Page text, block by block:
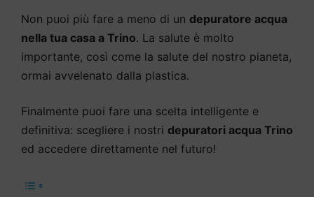
Non puoi più fare a meno di un depuratore acqua
nella tua casa a Trino. La salute è molto
importante, così come la salute del nostro pianeta,
ormai avvelenato dalla plastica.
Finalmente puoi fare una scelta intelligente e
definitiva: scegliere i nostri depuratori acqua Trino
ed accedere direttamente nel futuro!